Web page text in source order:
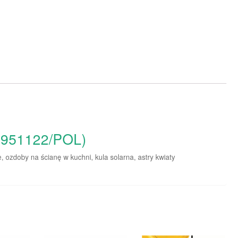
POL)
ozdoby na ścianę w kuchni, kula solarna, astry kwiaty